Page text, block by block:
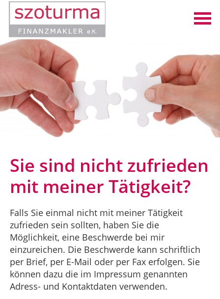
Sie sind nicht zufrieden
mit meiner Tätigkeit?
Falls Sie einmal nicht mit meiner Tätigkeit
zufrieden sein sollten, haben Sie die
Möglichkeit, eine Beschwerde bei mir
einzureichen. Die Beschwerde kann schriftlich
per Brief, per E-Mail oder per Fax erfolgen. Sie
können dazu die im Impressum genannten
Adress- und Kontaktdaten verwenden.